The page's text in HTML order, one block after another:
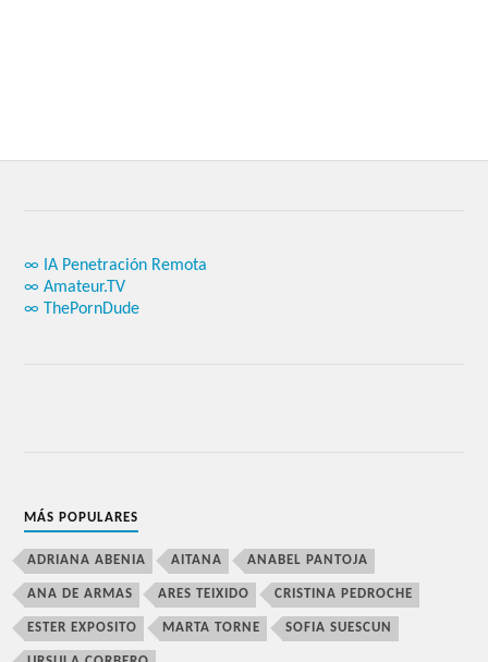
∞ IA Penetración Remota
∞ Amateur.TV
∞ ThePornDude
MÁS POPULARES
ADRIANA ABENIA AITANA ANABEL PANTOJA
ANA DE ARMAS ARES TEIXIDO CRISTINA PEDROCHE
ESTER EXPOSITO MARTA TORNE SOFIA SUESCUN